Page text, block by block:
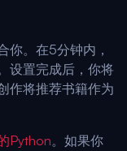
你。在5分钟内，
设置完成后，你将
作将推荐书籍作为
Python。如果你